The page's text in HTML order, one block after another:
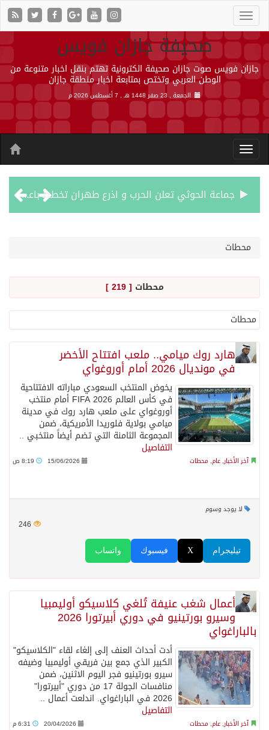
صحيفة جازان فويس
جازان فويس صوت جازان صحيفة الكترونية تهتم بنقل اخبار متنوعة من
الوطن العربي وتختص بمتابعة اخبار منطقة جازان
الجمعة , 23 صفر 1448 هـ , 7 أغسطس 2026 م
جماعة الحوثي تعلن الحرب و اذرع طهران تخطط باعمال ارهابية واسعة تطال دول الشرق الاوسط
جراء عدوان الاحتلال المتواصل على مخيم قلنديا إصابة 48 فلسطينيًا
اكتمال استقبال الدفعة الثانية من ضيوف خادم الحرمين الشريفين للعمرة والزيارة في المدينة المنورة
التحالف يعزي الحكومة اليمنية في استشهاد قوات يمنية جراء هجوم حوثي غادر
إجتماع المكتب التعريفي للمتقاعدين بالصوارمة-مركز الحكامية
محطات
محطات [ 219 ]
محطات
هارد روك ميامي.. ملعب افتتاح الأخضر
في مونديال 2026 أمام أوروغواي
يخوض المنتخب السعودي مباراته الافتتاحية
في كأس العالم FIFA 2026 أمام منتخب
أوروغواي على ملعب هارد روك في مدينة
ميامي بولاية فلوريدا الأمريكية، ضمن
المجموعة الثامنة التي تضم أيضاً منتخبي ..
التفاصيل
آخر الأخبار, عام, محطات 15/06/2026
لا يوجد وسوم
246
واتساب فيسبوك X تيليجرام
أعمال شغب عنيفة تُلغي كلاسيكو أوليمبيا
وسيرو بورتينيو في دوري أبيرتورا 2026
بالباراغواي
أدت أحداث العنف إلى إلغاء لقاء "الكلاسيكو"
الكبير الذي جمع بين فريقي أوليمبيا وضيفه
سيرو بورتينيو فجر اليوم الاثنين، ضمن
منافسات الجولة 17 من دوري "أبيرتورا"
2026 في الباراغواي. اندلعت أعمال ..
التفاصيل
آخر الأخبار, عام, محطات 20/04/2026